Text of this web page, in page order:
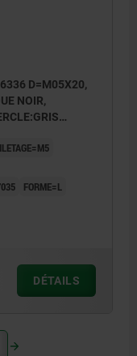
D=M05X20,
NOIR,
FORME=L
DÉTAILS